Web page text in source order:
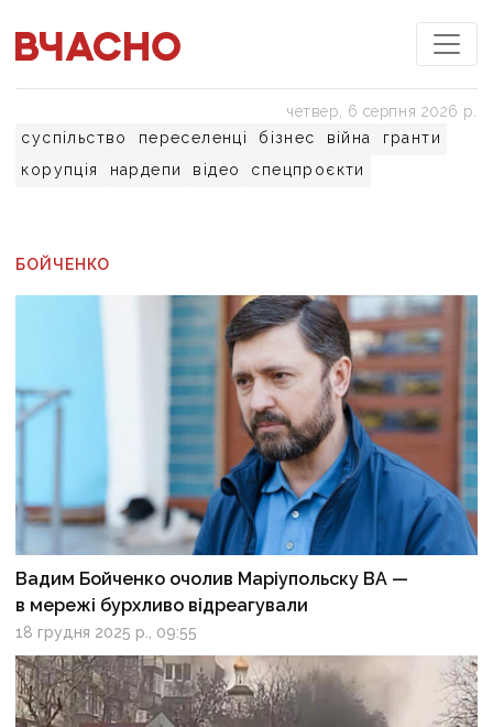
суспільство переселенці бізнес війна
гранти
корупція
нардепи відео спецпроєкти
четвер, 6 серпня 2026 р.
БОЙЧЕНКО
Вадим Бойченко очолив Маріупольску ВА —
в мережі бурхливо відреагували
18 грудня 2025 р., 09:55